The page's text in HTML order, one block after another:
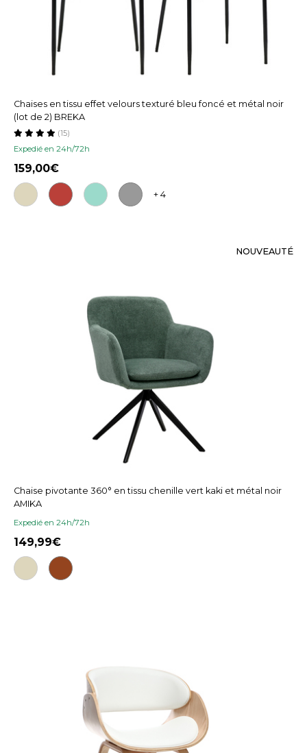
Chaises en tissu effet velours texturé bleu foncé et métal noir
(lot de 2) BREKA
Expedié en 24h/72h
(15)
159,00
+ 4
NOUVEAUTÉ
Chaise pivotante 360° en tissu chenille vert kaki et métal noir
AMIKA
Expedié en 24h/72h
149,99